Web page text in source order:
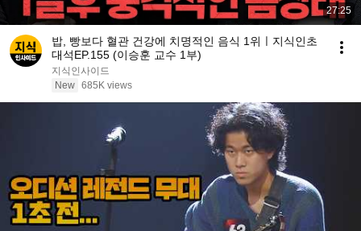
27:25
밥, 빵보다 혈관 건강에 치명적인 음식 1위ㅣ지식인초
대석EP.155 (이승훈 교수 1부)
지식인사이드
New 685K views